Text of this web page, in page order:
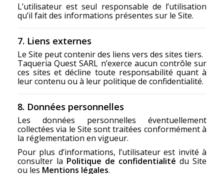
L’utilisateur est seul responsable de l’utilisation
qu’il fait des informations présentes sur le Site.
7. Liens externes
Le Site peut contenir des liens vers des sites tiers.
Taqueria Quest SARL n’exerce aucun contrôle sur
ces sites et décline toute responsabilité quant à
leur contenu ou à leur politique de confidentialité.
8. Données personnelles
Les données personnelles éventuellement
collectées via le Site sont traitées conformément à
la réglementation en vigueur.
Pour plus d’informations, l’utilisateur est invité à
consulter la Politique de confidentialité du Site
ou les Mentions légales.